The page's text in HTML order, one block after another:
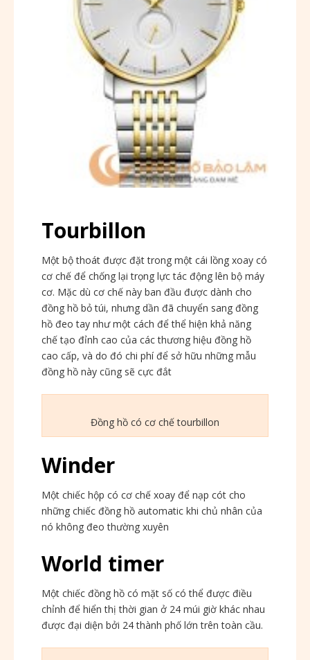
Tourbillon
Một bộ thoát được đặt trong một cái lồng xoay có
cơ chế để chống lại trọng lực tác động lên bộ máy
cơ. Mặc dù cơ chế này ban đầu được dành cho
đồng hồ bỏ túi, nhưng dần đã chuyển sang đồng
hồ đeo tay như một cách để thể hiện khả năng
chế tạo đỉnh cao của các thương hiệu đồng hồ
cao cấp, và do đó chi phí để sở hữu những mẫu
đồng hồ này cũng sẽ cực đắt
Đồng hồ có cơ chế tourbillon
Winder
Một chiếc hộp có cơ chế xoay để nạp cót cho
những chiếc đồng hồ automatic khi chủ nhân của
nó không đeo thường xuyên
World timer
Một chiếc đồng hồ có mặt số có thể được điều
chỉnh để hiển thị thời gian ở 24 múi giờ khác nhau
được đại diện bởi 24 thành phố lớn trên toàn cầu.